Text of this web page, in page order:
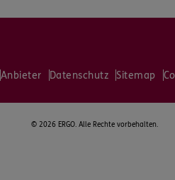
Anbieter Datenschutz Sitemap
© 2026 ERGO. Alle Rechte vorbehalten.